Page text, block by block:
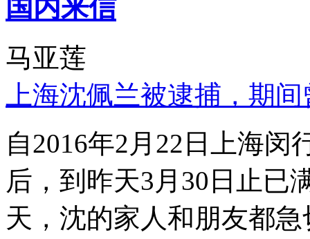
国内来信
马亚莲
上海沈佩兰被逮捕，期
自2016年2月22日上海
后，到昨天3月30日止已
天，沈的家人和朋友都